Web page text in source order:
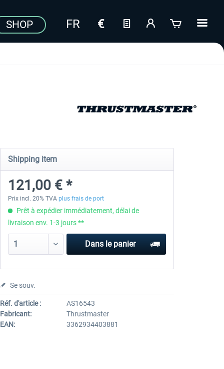
SHOP
Shipping item
121,00 € *
Prix incl. 20% TVA plus frais de port
Prêt à expédier immédiatement, délai de
livraison env. 1-3 jours **
Dans le panier
Se souv.
Réf. d'article :
AS16543
Fabricant:
Thrustmaster
EAN:
3362934403881